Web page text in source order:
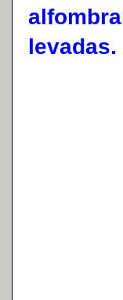
levadas.